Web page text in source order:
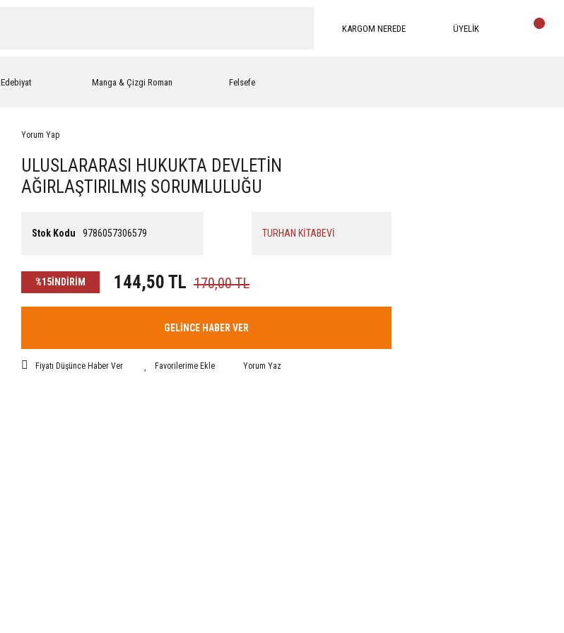
KARGOM NEREDE ÜYELİK
Edebiyat Manga & Çizgi Roman Felsefe
Yorum Yap
ULUSLARARASI HUKUKTA DEVLETİN
AĞIRLAŞTIRILMIŞ SORUMLULUĞU
Stok Kodu 9786057306579 TURHAN KİTABEVİ
%15İNDİRİM 144,50 TL 170,00 TL
GELİNCE HABER VER
Fiyatı Düşünce Haber Ver Yorum Yaz